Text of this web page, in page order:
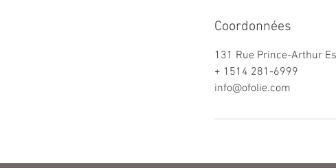
Coordonnées
131 Rue Prince-Arthur
+ 1514 281-6999
info@ofolie.com